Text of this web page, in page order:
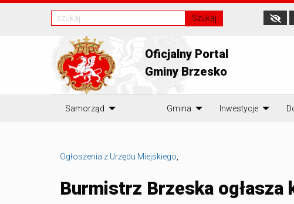
Szukaj
Oficjalny Portal
Gminy Brzesko
Samorząd Gmina Inwestycje
Ogłoszenia z Urzędu Miejskiego
Burmistrz Brzeska ogłasza